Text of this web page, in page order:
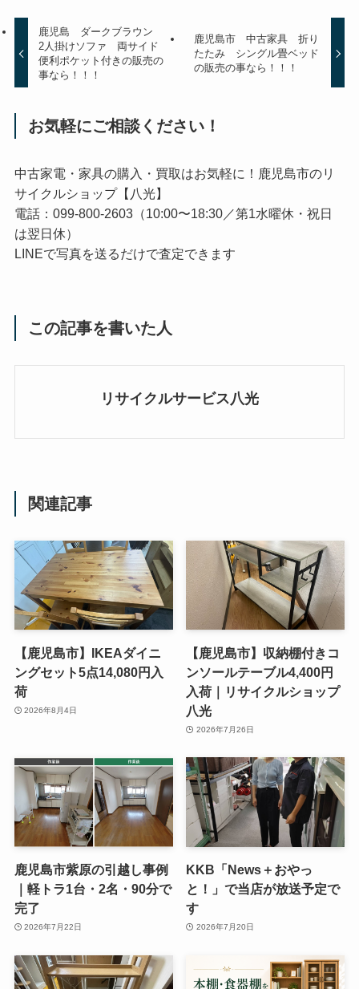
鹿児島 ダークブラウン
2人掛けソファ 両サイド
便利ポケット付きの販売の
事なら！！！
鹿児島市 中古家具 折り
たたみ シングル畳ベッド
の販売の事なら！！！
お気軽にご相談ください！
中古家電・家具の購入・買取はお気軽に！鹿児島市のリ
サイクルショップ【八光】
電話：099-800-2603（10:00〜18:30／第1水曜休・祝日
は翌日休）
LINEで写真を送るだけで査定できます
この記事を書いた人
リサイクルサービス八光
関連記事
【鹿児島市】IKEAダイニ
ングセット5点14,080円入
荷
2026年8月4日
【鹿児島市】収納棚付きコ
ンソールテーブル4,400円
入荷｜リサイクルショップ
八光
2026年7月26日
鹿児島市紫原の引越し事例
｜軽トラ1台・2名・90分で
完了
2026年7月22日
KKB「News＋おやっ
と！」で当店が放送予定で
す
2026年7月20日